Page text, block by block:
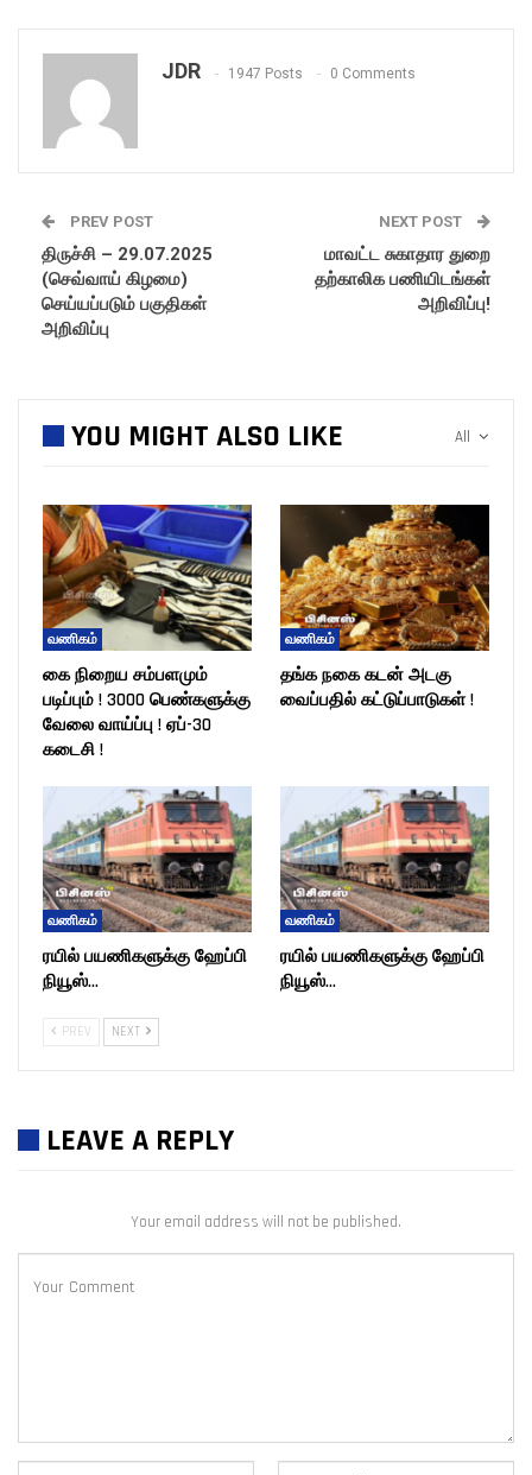
JDR 1947 Posts 0 Comments
PREV POST
திருச்சி – 29.07.2025
(செவ்வாய் கிழமை)
செய்யப்படும் பகுதிகள்
அறிவிப்பு
NEXT POST
மாவட்ட சுகாதார துறை
தற்காலிக பணியிடங்கள்
அறிவிப்பு!
All
YOU MIGHT ALSO LIKE
வணிகம்
கை நிறைய சம்பளமும்
படிப்பும் ! 3000 பெண்களுக்கு
வேலை வாய்ப்பு ! ஏப்-30
கடைசி !
வணிகம்
தங்க நகை கடன் அடகு
வைப்பதில் கட்டுப்பாடுகள் !
வணிகம்
ரயில் பயணிகளுக்கு ஹேப்பி
நியூஸ்…
வணிகம்
ரயில் பயணிகளுக்கு ஹேப்பி
நியூஸ்…
PREV NEXT
LEAVE A REPLY
Your email address will not be published.